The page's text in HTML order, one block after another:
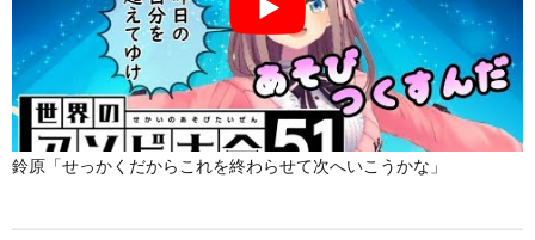
鈴原「せっかくだからこれを終わらせて次へいこうかな」